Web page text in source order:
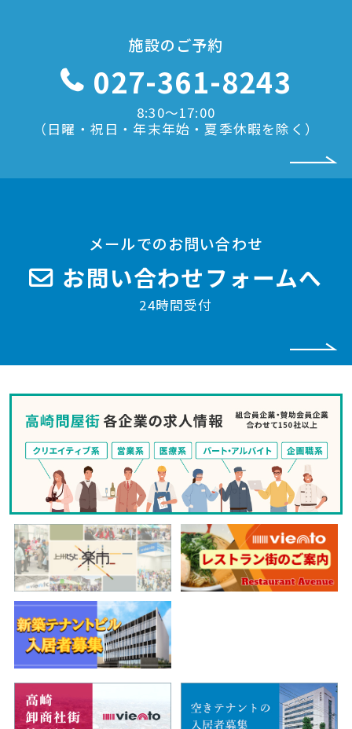
施設のご予約
027-361-8243
8:30〜17:00
（日曜・祝日・年末年始・夏季休暇を除く）
メールでのお問い合わせ
お問い合わせフォームへ
24時間受付